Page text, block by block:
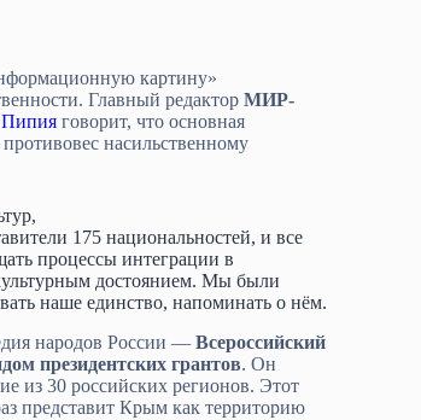
картину»
Главный редактор МИР-
говорит, что основная
насильственному
175 национальностей, и все
процессы интеграции в
достоянием. Мы были
наше единство, напоминать о нём.
народов России — Всероссийский
президентских грантов. Он
из 30 российских регионов. Этот
представит Крым как территорию